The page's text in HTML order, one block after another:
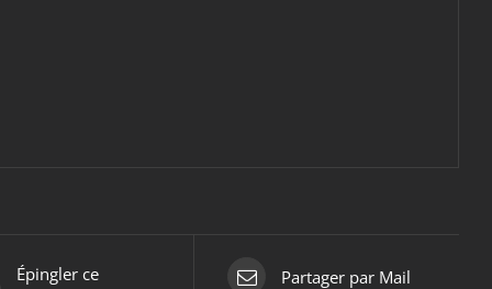
Épingler ce
Partager par Mail